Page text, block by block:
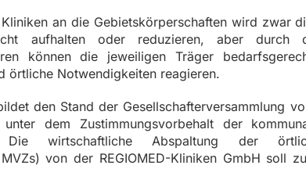
an die Gebietskörperschaften wird zwar
aufhalten oder reduzieren, aber durch
können die jeweiligen Träger
örtliche Notwendigkeiten reagieren.
den Stand der Gesellschafterversammlung
dem Zustimmungsvorbehalt der
Die wirtschaftliche Abspaltung der
von der REGIOMED-Kliniken GmbH soll